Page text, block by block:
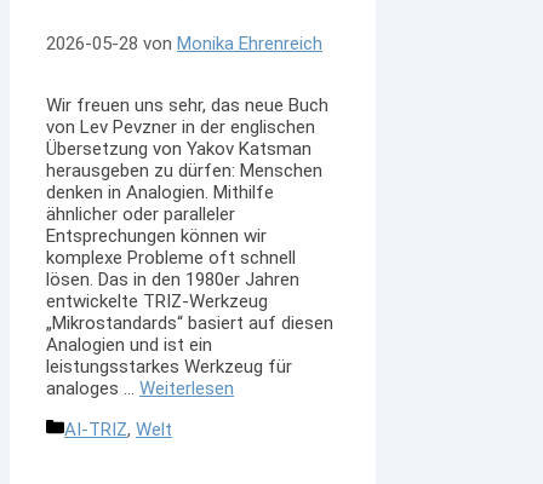
2026-05-28 von Monika Ehrenreich
Wir freuen uns sehr, das neue Buch
von Lev Pevzner in der englischen
Übersetzung von Yakov Katsman
herausgeben zu dürfen: Menschen
denken in Analogien. Mithilfe
ähnlicher oder paralleler
Entsprechungen können wir
komplexe Probleme oft schnell
lösen. Das in den 1980er Jahren
entwickelte TRIZ-Werkzeug
„Mikrostandards“ basiert auf diesen
Analogien und ist ein
leistungsstarkes Werkzeug für
analoges … Weiterlesen
Kategorien
AI-TRIZ, Welt